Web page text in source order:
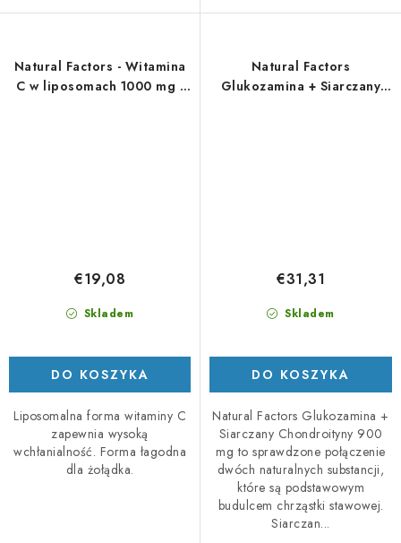
Natural Factors - Witamina
C w liposomach 1000 mg -
Skladem
€19,08
DO KOSZYKA
Liposomalna forma witaminy C
zapewnia wysoką
wchłanialność. Forma łagodna
dla żołądka.
Natural Factors
Glukozamina + Siarczany
Skladem
€31,31
DO KOSZYKA
Natural Factors Glukozamina +
Siarczany Chondroityny 900
mg to sprawdzone połączenie
dwóch naturalnych substancji,
które są podstawowym
budulcem chrząstki stawowej.
Siarczan...